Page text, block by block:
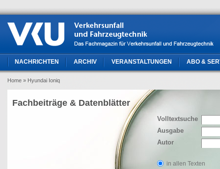
NACHRICHTEN ARCHIV VERANSTALTUNGEN ABO &
Home » Hyundai Ioniq
Volltextsuche
Ausgabe
Autor
in allen Texten
Fachbeiträge & Datenblätter